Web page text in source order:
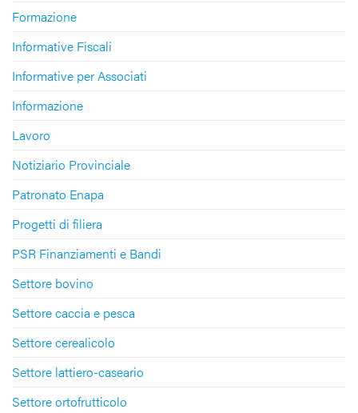
Formazione
Informative Fiscali
Informative per Associati
Informazione
Lavoro
Notiziario Provinciale
Patronato Enapa
Progetti di filiera
PSR Finanziamenti e Bandi
Settore bovino
Settore caccia e pesca
Settore cerealicolo
Settore lattiero-caseario
Settore ortofrutticolo